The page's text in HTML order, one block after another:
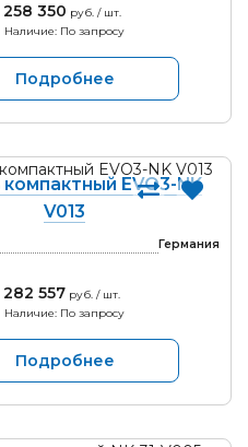
258 350 руб. / шт.
Наличие: По запросу
Подробнее
EVO3-NK
V013
Германия
282 557 руб. / шт.
Наличие: По запросу
Подробнее